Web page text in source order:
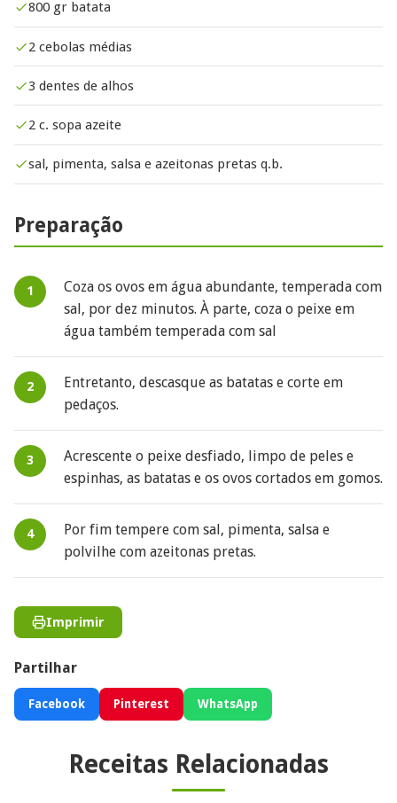
800 gr batata
2 cebolas médias
3 dentes de alhos
2 c. sopa azeite
sal, pimenta, salsa e azeitonas pretas q.b.
Preparação
Coza os ovos em água abundante, temperada com
sal, por dez minutos. À parte, coza o peixe em
água também temperada com sal
Entretanto, descasque as batatas e corte em
pedaços.
Acrescente o peixe desfiado, limpo de peles e
espinhas, as batatas e os ovos cortados em gomos.
Por fim tempere com sal, pimenta, salsa e
polvilhe com azeitonas pretas.
Imprimir
Partilhar
Facebook Pinterest WhatsApp
Receitas Relacionadas